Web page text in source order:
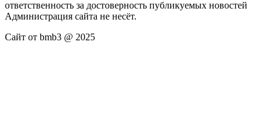
ответственность за достоверность публикуемых новостей
Администрация сайта не несёт.
Сайт от bmb3 @ 2025